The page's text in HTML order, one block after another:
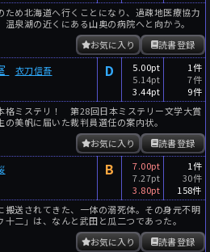
ため北海道へ行くことになり、過疎地医療協力
泉湖の近くにある山奥の病院へと向かう。
読書登録
お気に入り
衣刀信吾 D
5.00pt
5.14pt
3.44pt
1件
7件
9件
ミステリ！ 第28回日本ミステリー文学大賞
美帆に届いた裁判員選任の案内状。
読書登録
お気に入り
B
7.00pt
7.27pt
3.80pt
1件
30件
158件
搬送されてきた、一体の溺死体。その身元不明
十二」は、なんと武田と瓜二つであった。
読書登録
お気に入り